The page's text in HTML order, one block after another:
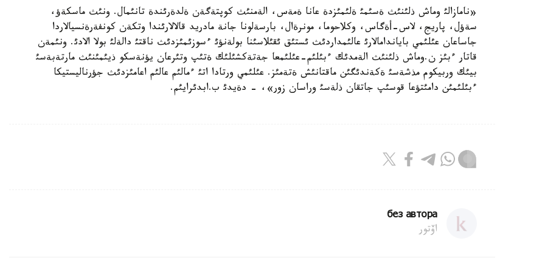
«نامازالئ وماش ذلئنئث ةسئمئ ةلئمئزدة عانا ةمةس، الةمنئث كوپتةگةن ةلدةرئندة تانئمال. ونئث ماسكةؤ،
سةؤل، پاريج، لاس-أةگاس، وكلاحوما، مونرةال، بارسةلونا جانة مادريد قالالارئندا وتكةن كونفةرةنسيالاردا
جاساعان عئلئمي باياندامالارئ عالئمداردئث ئستئق ئقئلاسئنا بولةنؤئ ءسوزئمئزدئث ناقتئ دالةلئ بولا الادئ. ونئمةن
قاتار ءبئز ن.وماش ذلئنئث الةمدئك ءبئلئم-عئلئمعا جةتةكشئلئك ةتئپ وتئرعان يؤنةسكو ذيئمئنئث مارتةبةسئ
بيئك وربيكوم مذشةسئ ةكةندئگئن ماقتانئش ةتةمئز. عئلئمي ورتادا اتئ ءمالئم عالئم اعامئزدئث جؤرناليستيكا
ءبئلئمئن دامئتؤعا قوسئپ جاتقان ذلةسئ وراسان زور»، - دةيدئ ب.ابدئرايئم.
без автора
اۆتور